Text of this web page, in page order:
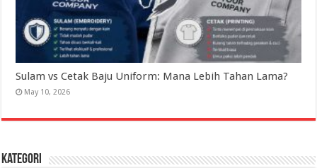
Sulam vs Cetak Baju Uniform: Mana Lebih Tahan Lama?
May 10, 2026
Kategori